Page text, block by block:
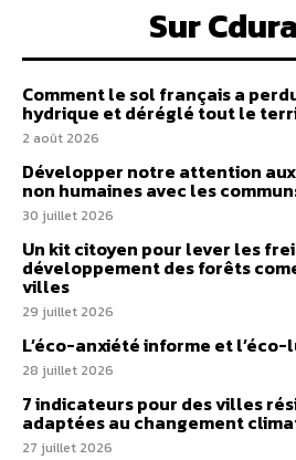
Sur
Comment le sol français a
hydrique et déréglé tout le
2 août 2026
Développer notre attention
non humaines avec les
30 juillet 2026
Un kit citoyen pour lever les
développement des forêts
villes
29 juillet 2026
L’éco-anxiété informe et
28 juillet 2026
7 indicateurs pour des villes
adaptées au changement
27 juillet 2026